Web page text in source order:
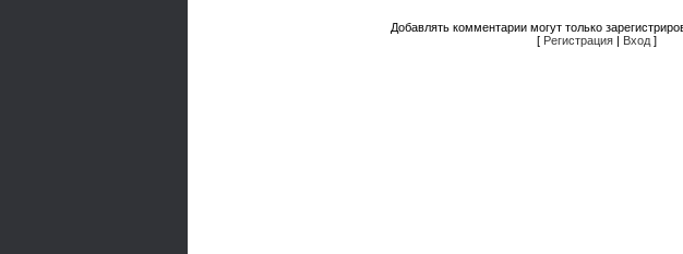
Добавлять комментарии могут только
[ Регистрация | Вход ]